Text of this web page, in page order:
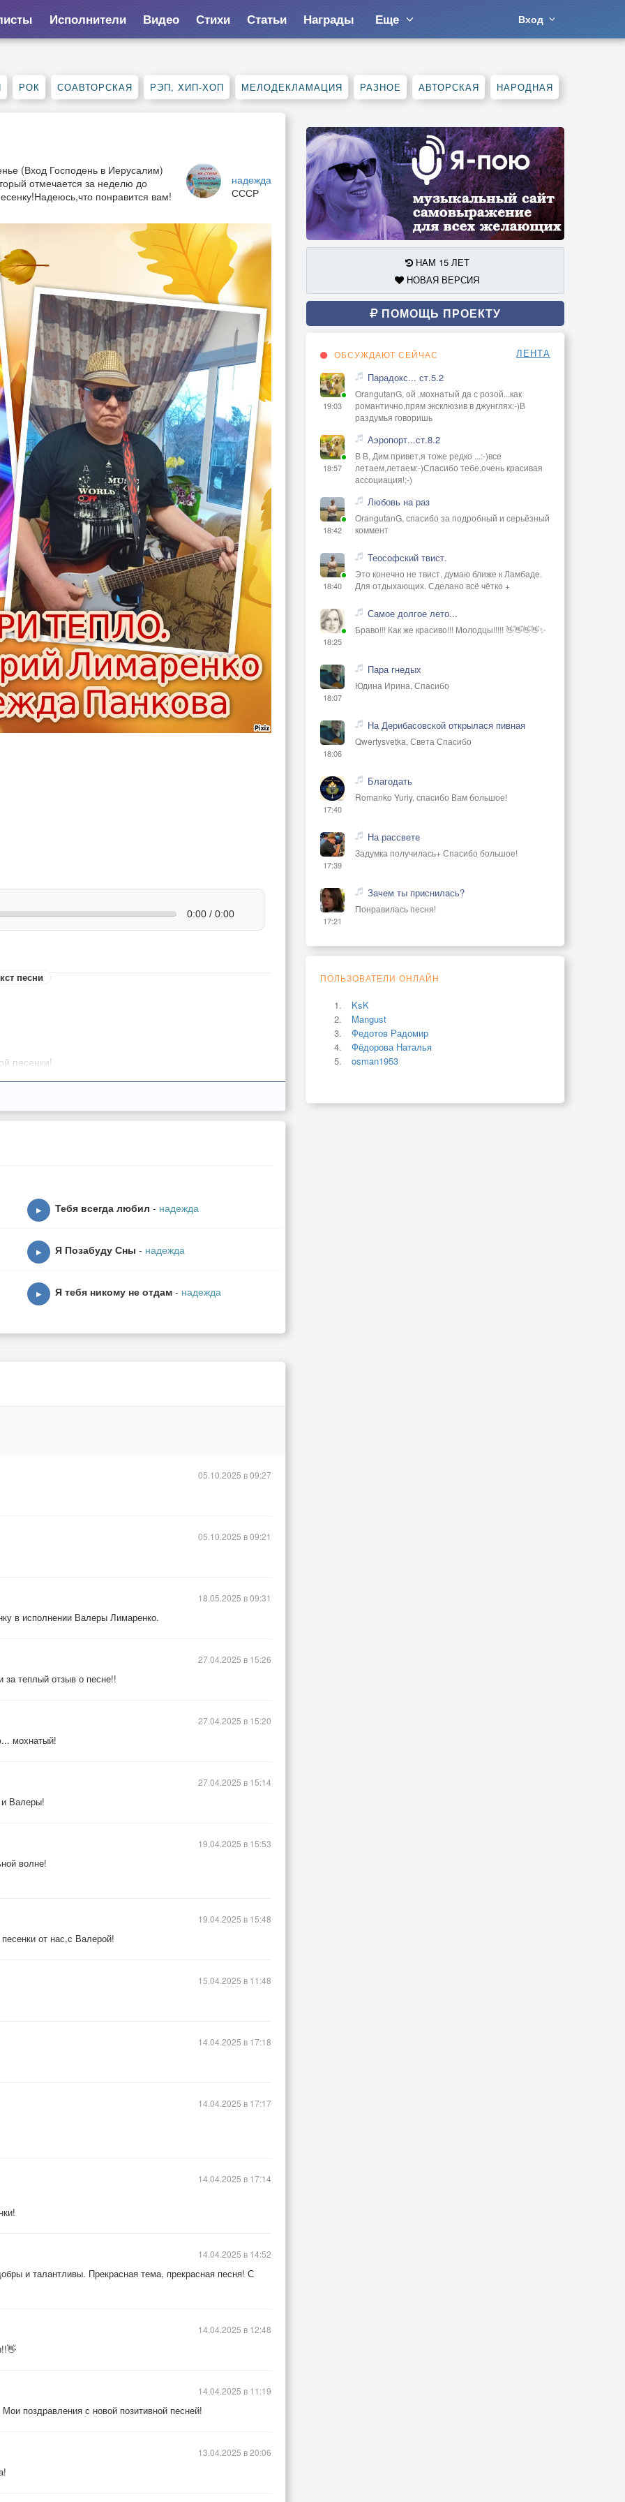
Исполнители Видео Стихи Статьи Награды Еще Вход
РОК СОАВТОРСКАЯ РЭП, ХИП-ХОП МЕЛОДЕКЛАМАЦИЯ РАЗНОЕ АВТОРСКАЯ НАРОДНАЯ
надежда
СССР
(Вход Господень в Иерусалим)
отмечается за неделю до
понравится вам!
0:00 / 0:00
песни
песенки!
▶ Тебя всегда любил - надежда
▶ Я Позабуду Сны - надежда
▶ Я тебя никому не отдам - надежда
05.10.2025 в 09:27
05.10.2025 в 09:21
в исполнении Валеры Лимаренко.
18.05.2025 в 09:31
за теплый отзыв о песне!!
27.04.2025 в 15:26
мохнатый!
27.04.2025 в 15:20
Валеры!
27.04.2025 в 15:14
волне!
19.04.2025 в 15:53
от нас,с Валерой!
19.04.2025 в 15:48
15.04.2025 в 11:48
14.04.2025 в 17:18
14.04.2025 в 17:17
14.04.2025 в 17:14
и талантливы. Прекрасная тема, прекрасная песня! С
14.04.2025 в 14:52
14.04.2025 в 12:48
поздравления с новой позитивной песней!
14.04.2025 в 11:19
13.04.2025 в 20:06
НАМ 15 ЛЕТ
НОВАЯ ВЕРСИЯ
ПОМОЩЬ ПРОЕКТУ
ОБСУЖДАЮТ СЕЙЧАС ЛЕНТА
19:03
Парадокс... ст.5.2
OrangutanG, ой ,мохнатый да с розой...как
романтично,прям эксклюзив в джунглях:-)В
раздумья говоришь
18:57
Аэропорт...ст.8.2
В В, Дим привет,я тоже редко ...:-)все
летаем,летаем:-)Спасибо тебе,очень красивая
ассоциация!;-)
18:42
Любовь на раз
OrangutanG, спасибо за подробный и серьёзный
коммент
18:40
Теософский твист.
Это конечно не твист, думаю ближе к Ламбаде.
Для отдыхающих. Сделано всё чётко +
18:25
Самое долгое лето...
Браво!!! Как же красиво!!! Молодцы!!!!! 👋👋👋👋✨
18:07
Пара гнедых
Юдина Ирина, Спасибо
18:06
На Дерибасовской открылася пивная
Qwertysvetka, Света Спасибо
17:40
Благодать
Romanko Yuriy, спасибо Вам большое!
17:39
На рассвете
Задумка получилась+ Спасибо большое!
17:21
Зачем ты приснилась?
Понравилась песня!
ПОЛЬЗОВАТЕЛИ ОНЛАЙН
KsK
Mangust
Федотов Радомир
Фёдорова Наталья
osman1953